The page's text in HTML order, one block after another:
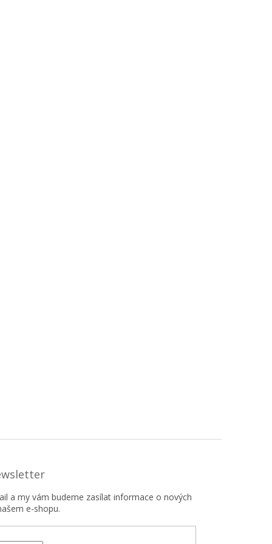
a my vám budeme zasílat informace o nových
e-shopu.